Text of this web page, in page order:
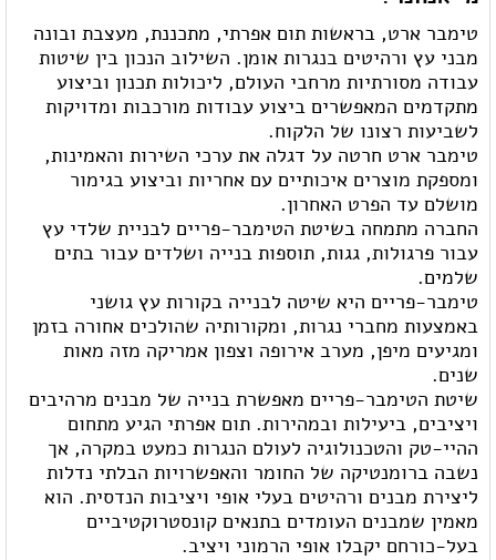
טימבר ארט, בראשות תום אפרתי, מתכננת, מעצבת ובונה
מבני עץ ורהיטים בנגרות אומן. השילוב הנכון בין שיטות
עבודה מסורתיות מרחבי העולם, ליכולות תכנון וביצוע
מתקדמים המאפשרים ביצוע עבודות מורכבות ומדויקות
לשביעות רצונו של הלקוח.
טימבר ארט חרטה על דגלה את ערכי השירות והאמינות,
ומספקת מוצרים איכותיים עם אחריות וביצוע בגימור
מושלם עד הפרט האחרון.
החברה מתמחה בשיטת הטימבר-פריים לבניית שלדי עץ
עבור פרגולות, גגות, תוספות בנייה ושלדים עבור בתים
שלמים.
טימבר-פריים היא שיטה לבנייה בקורות עץ גושני
באמצעות מחברי נגרות, ומקורותיה שהולכים אחורה בזמן
ומגיעים מיפן, מערב אירופה וצפון אמריקה מזה מאות
שנים.
שיטת הטימבר-פריים מאפשרת בנייה של מבנים מרהיבים
ויציבים, ביעילות ובמהירות. תום אפרתי הגיע מתחום
ההיי-טק והטכנולוגיה לעולם הנגרות כמעט במקרה, אך
נשבה ברומנטיקה של החומר והאפשרויות הבלתי נדלות
ליצירת מבנים ורהיטים בעלי אופי ויציבות הנדסית. הוא
מאמין שמבנים העומדים בתנאים קונסטרוקטיביים
בעל-כורחם יקבלו אופי הרמוני ויציב.